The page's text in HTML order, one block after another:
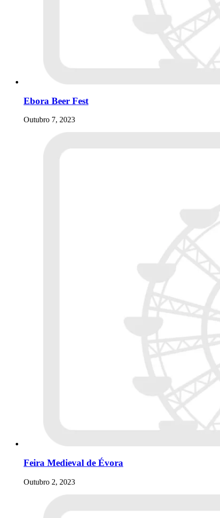
Ebora Beer Fest
Outubro 7, 2023
Feira Medieval de Évora
Outubro 2, 2023